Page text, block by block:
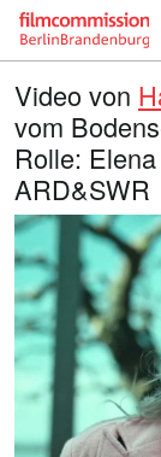
Video von
vom
Rolle:
ARD&SWR